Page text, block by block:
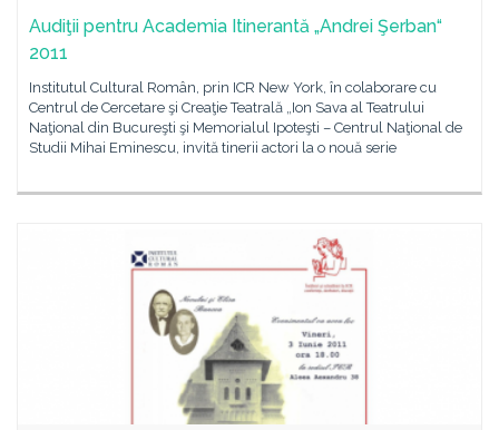
Audiţii pentru Academia Itinerantă „Andrei Şerban“
2011
Institutul Cultural Român, prin ICR New York, în colaborare cu
Centrul de Cercetare şi Creaţie Teatrală „Ion Sava al Teatrului
Naţional din Bucureşti şi Memorialul Ipoteşti – Centrul Naţional de
Studii Mihai Eminescu, invită tinerii actori la o nouă serie